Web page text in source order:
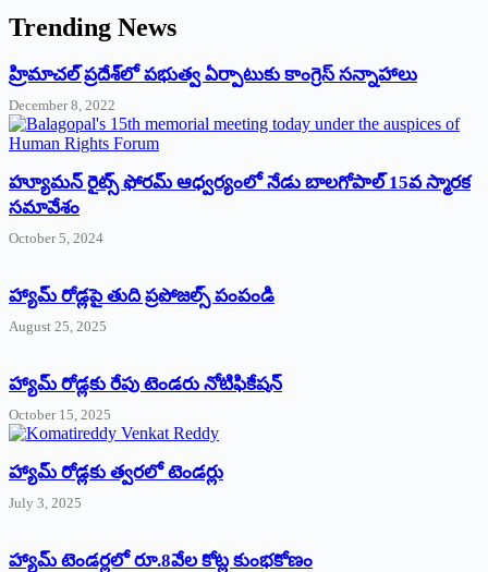
Trending News
‌హ్రిమాచల్‌ ‌ప్రదేశ్‌లో పభుత్వ ఏర్పాటుకు కాంగ్రెస్‌ ‌సన్నాహాలు
December 8, 2022
హ్యూమన్‌ రైట్స్‌ ఫోరమ్‌ ఆధ్వర్యంలో నేడు బాలగోపాల్‌ 15వ స్మారక
సమావేశం
October 5, 2024
హ్యామ్‌ రోడ్లపై తుది ప్రపోజల్స్‌ పంపండి
August 25, 2025
హ్యామ్‌ రోడ్లకు రేపు టెండరు నోటిఫికేషన్‌
October 15, 2025
హ్యామ్‌ రోడ్లకు త్వరలో టెండర్లు
July 3, 2025
హ్యామ్‌ ‌టెండర్లలో రూ.8వేల కోట్ల కుంభకోణం